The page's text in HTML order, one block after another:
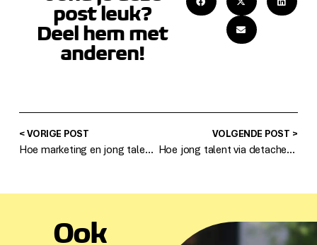
post leuk?
Deel hem met
anderen!
< VORIGE POST
Hoe marketing en jong talent samen impact maken bij Bazalt Groep
VOLGENDE POST >
Hoe jong talent via detachering direct impact maakt: het verhaal van Tessa bij APG
Ook